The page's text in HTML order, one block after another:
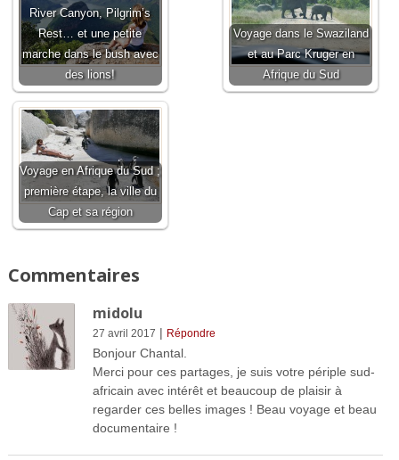
River Canyon, Pilgrim’s
Rest… et une petite
marche dans le bush avec
des lions!
Voyage dans le Swaziland
et au Parc Kruger en
Afrique du Sud
Voyage en Afrique du Sud ;
première étape, la ville du
Cap et sa région
Commentaires
midolu
27 avril 2017 | Répondre
Bonjour Chantal.
Merci pour ces partages, je suis votre périple sud-
africain avec intérêt et beaucoup de plaisir à
regarder ces belles images ! Beau voyage et beau
documentaire !